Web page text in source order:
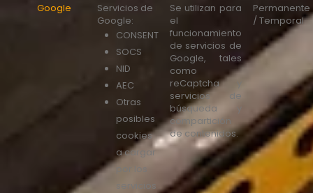
Google
Servicios de
Google:
CONSENT
SOCS
NID
AEC
Otras
posibles
cookies
a cargar
por los
servicios
Se utilizan para
el
funcionamiento
de servicios de
Google, tales
como
reCaptcha y
servicios de
búsqueda y
compartición
de contenidos.
Permanente
/ Temporal